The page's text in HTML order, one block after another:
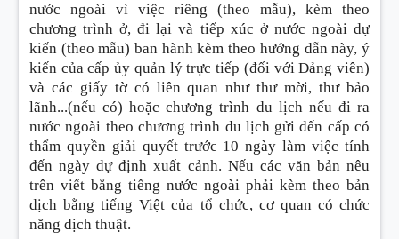
nước ngoài vì việc riêng (theo mẫu), kèm theo
chương trình ở, đi lại và tiếp xúc ở nước ngoài dự
kiến (theo mẫu) ban hành kèm theo hướng dẫn này, ý
kiến của cấp ủy quản lý trực tiếp (đối với Đảng viên)
và các giấy tờ có liên quan như thư mời, thư bảo
lãnh...(nếu có) hoặc chương trình du lịch nếu đi ra
nước ngoài theo chương trình du lịch gửi đến cấp có
thẩm quyền giải quyết trước 10 ngày làm việc tính
đến ngày dự định xuất cảnh. Nếu các văn bản nêu
trên viết bằng tiếng nước ngoài phải kèm theo bản
dịch bằng tiếng Việt của tổ chức, cơ quan có chức
năng dịch thuật.